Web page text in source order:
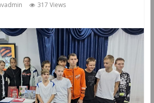
317 Views